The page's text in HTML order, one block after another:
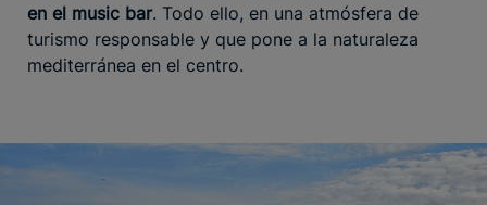
en el music bar. Todo ello, en una atmósfera de
turismo responsable y que pone a la naturaleza
mediterránea en el centro.